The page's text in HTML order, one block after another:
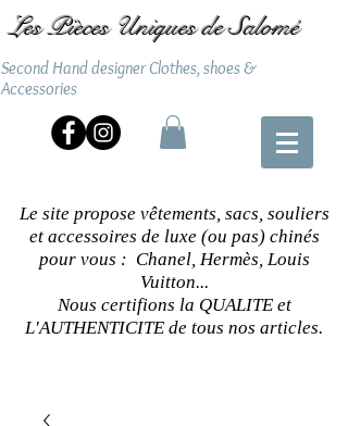
Les Pièces Uniques de Salomé
Second Hand designer Clothes, shoes &
Accessories
Le site propose vêtements, sacs, souliers
et accessoires de luxe (ou pas) chinés
pour vous : Chanel, Hermès, Louis
Vuitton...
Nous certifions la QUALITE et
L'AUTHENTICITE de tous nos articles.